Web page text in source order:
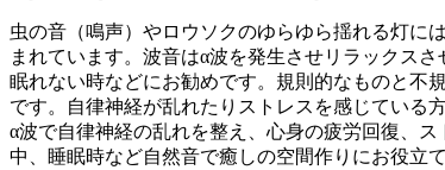
虫の音（鳴声）やロウソクのゆらゆら揺れる灯に
まれています。波音はα波を発生させリラックスさ
眠れない時などにお勧めです。規則的なものと不
です。自律神経が乱れたりストレスを感じている
α波で自律神経の乱れを整え、心身の疲労回復、
中、睡眠時など自然音で癒しの空間作りにお役立